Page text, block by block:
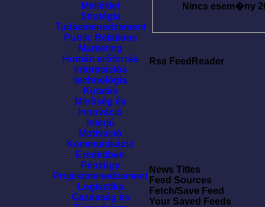
Melléklet
Stratégia
Tudásmenedzsment
Public Relations
Marketing
Humán erõforrás
Információs
technológia
Kutatás
Minõség és
Innováció
Interjú
Motíváció
Kommunikáció
Eredetiben
Pénzügy
Projektmenedzsment
Logisztika
Gazdaság és
Nincs esem�ny
Rss FeedReader
News Titles
Feed Sources
Fetch/Save Feed
Your Saved Feeds